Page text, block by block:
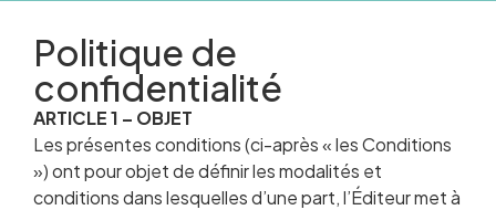
Politique de
confidentialité
ARTICLE 1 – OBJET
Les présentes conditions (ci-après « les Conditions
») ont pour objet de définir les modalités et
conditions dans lesquelles d’une part, l’Éditeur met à